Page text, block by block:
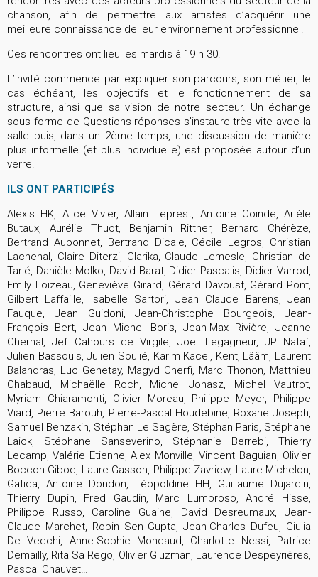
chanson, afin de permettre aux artistes d’acquérir une
meilleure connaissance de leur environnement professionnel.
Ces rencontres ont lieu les mardis à 19 h 30.
L’invité commence par expliquer son parcours, son métier, le
cas échéant, les objectifs et le fonctionnement de sa
structure, ainsi que sa vision de notre secteur. Un échange
sous forme de Questions-réponses s’instaure très vite avec la
salle puis, dans un 2ème temps, une discussion de manière
plus informelle (et plus individuelle) est proposée autour d’un
verre.
ILS ONT PARTICIPÉS
Alexis HK, Alice Vivier, Allain Leprest, Antoine Coinde, Arièle
Butaux, Aurélie Thuot, Benjamin Rittner, Bernard Chérèze,
Bertrand Aubonnet, Bertrand Dicale, Cécile Legros, Christian
Lachenal, Claire Diterzi, Clarika, Claude Lemesle, Christian de
Tarlé, Danièle Molko, David Barat, Didier Pascalis, Didier Varrod,
Emily Loizeau, Geneviève Girard, Gérard Davoust, Gérard Pont,
Gilbert Laffaille, Isabelle Sartori, Jean Claude Barens, Jean
Fauque, Jean Guidoni, Jean-Christophe Bourgeois, Jean-
François Bert, Jean Michel Boris, Jean-Max Rivière, Jeanne
Cherhal, Jef Cahours de Virgile, Joël Legagneur, JP Nataf,
Julien Bassouls, Julien Soulié, Karim Kacel, Kent, Lââm, Laurent
Balandras, Luc Genetay, Magyd Cherfi, Marc Thonon, Matthieu
Chabaud, Michaëlle Roch, Michel Jonasz, Michel Vautrot,
Myriam Chiaramonti, Olivier Moreau, Philippe Meyer, Philippe
Viard, Pierre Barouh, Pierre-Pascal Houdebine, Roxane Joseph,
Samuel Benzakin, Stéphan Le Sagère, Stéphan Paris, Stéphane
Laick, Stéphane Sanseverino, Stéphanie Berrebi, Thierry
Lecamp, Valérie Etienne, Alex Monville, Vincent Baguian, Olivier
Boccon-Gibod, Laure Gasson, Philippe Zavriew, Laure Michelon,
Gatica, Antoine Dondon, Léopoldine HH, Guillaume Dujardin,
Thierry Dupin, Fred Gaudin, Marc Lumbroso, André Hisse,
Philippe Russo, Caroline Guaine, David Desreumaux, Jean-
Claude Marchet, Robin Sen Gupta, Jean-Charles Dufeu, Giulia
De Vecchi, Anne-Sophie Mondaud, Charlotte Nessi, Patrice
Demailly, Rita Sa Rego, Olivier Gluzman, Laurence Despeyrières,
Pascal Chauvet…